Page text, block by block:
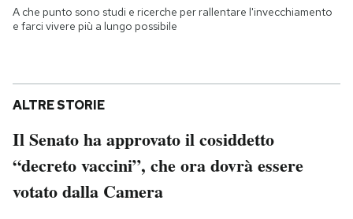
A che punto sono studi e ricerche per rallentare l'invecchiamento
e farci vivere più a lungo possibile
ALTRE STORIE
Il Senato ha approvato il cosiddetto
“decreto vaccini”, che ora dovrà essere
votato dalla Camera